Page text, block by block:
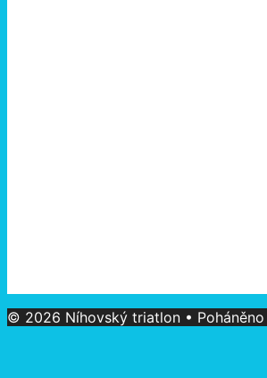
© 2026 Níhovský triatlon • Poháněno